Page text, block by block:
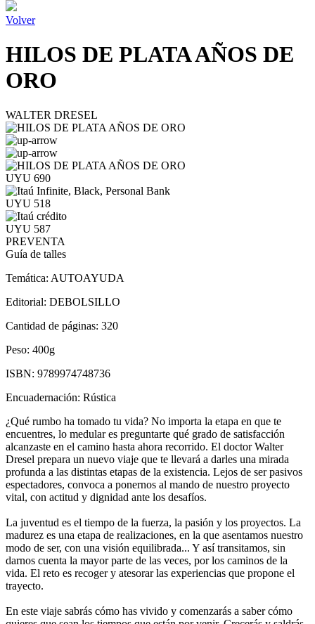
Volver
HILOS DE PLATA AÑOS DE
ORO
WALTER DRESEL
UYU 690
UYU 518
UYU 587
PREVENTA
Guía de talles
Temática: AUTOAYUDA
Editorial: DEBOLSILLO
Cantidad de páginas: 320
Peso: 400g
ISBN: 9789974748736
Encuadernación: Rústica
¿Qué rumbo ha tomado tu vida? No importa la etapa en que te
encuentres, lo medular es preguntarte qué grado de satisfacción
alcanzaste en el camino hasta ahora recorrido. El doctor Walter
Dresel prepara un nuevo viaje que te llevará a darles una mirada
profunda a las distintas etapas de la existencia. Lejos de ser pasivos
espectadores, convoca a ponernos al mando de nuestro proyecto
vital, con actitud y dignidad ante los desafíos.
La juventud es el tiempo de la fuerza, la pasión y los proyectos. La
madurez es una etapa de realizaciones, en la que asentamos nuestro
modo de ser, con una visión equilibrada... Y así transitamos, sin
darnos cuenta la mayor parte de las veces, por los caminos de la
vida. El reto es recoger y atesorar las experiencias que propone el
trayecto.
En este viaje sabrás cómo has vivido y comenzarás a saber cómo